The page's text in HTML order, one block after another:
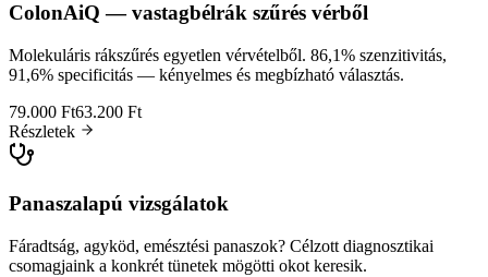
ColonAiQ — vastagbélrák szűrés vérből
Molekuláris rákszűrés egyetlen vérvételből. 86,1% szenzitivitás,
91,6% specificitás — kényelmes és megbízható választás.
79.000 Ft63.200 Ft
Részletek
Panaszalapú vizsgálatok
Fáradtság, agyköd, emésztési panaszok? Célzott diagnosztikai
csomagjaink a konkrét tünetek mögötti okot keresik.